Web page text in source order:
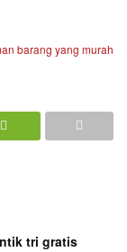
barang yang murah
tri gratis